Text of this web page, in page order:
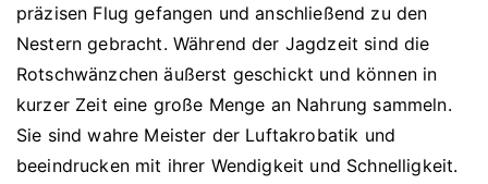
präzisen Flug gefangen und anschließend zu den
Nestern gebracht. Während der Jagdzeit sind die
Rotschwänzchen äußerst geschickt und können in
kurzer Zeit eine große Menge an Nahrung sammeln.
Sie sind wahre Meister der Luftakrobatik und
beeindrucken mit ihrer Wendigkeit und Schnelligkeit.